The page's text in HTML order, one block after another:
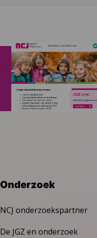
Onderzoek
NCJ onderzoekspartner
De JGZ en onderzoek